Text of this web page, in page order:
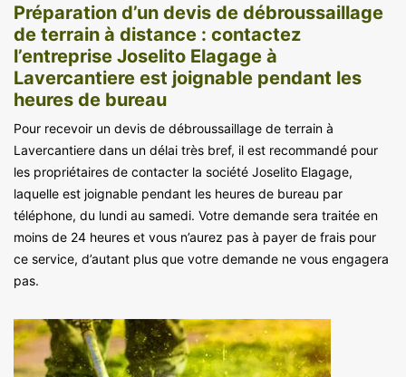
Préparation d’un devis de débroussaillage
de terrain à distance : contactez
l’entreprise Joselito Elagage à
Lavercantiere est joignable pendant les
heures de bureau
Pour recevoir un devis de débroussaillage de terrain à
Lavercantiere dans un délai très bref, il est recommandé pour
les propriétaires de contacter la société Joselito Elagage,
laquelle est joignable pendant les heures de bureau par
téléphone, du lundi au samedi. Votre demande sera traitée en
moins de 24 heures et vous n’aurez pas à payer de frais pour
ce service, d’autant plus que votre demande ne vous engagera
pas.